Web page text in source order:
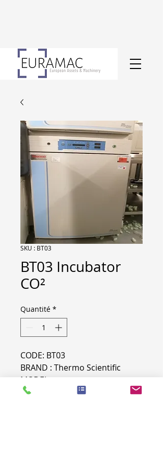
SKU : BT03
BT03 Incubator
CO²
Quantité *
CODE: BT03
BRAND : Thermo Scientific
MODEL : -
SERIAL NR : 316305-5224